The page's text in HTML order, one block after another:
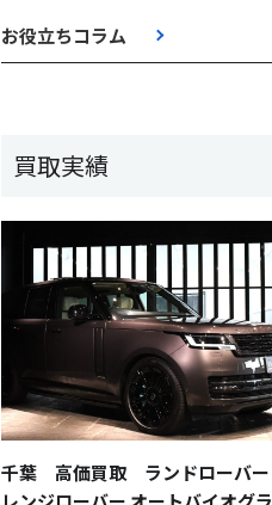
お役立ちコラム
買取実績
千葉 高価買取 ランドローバー